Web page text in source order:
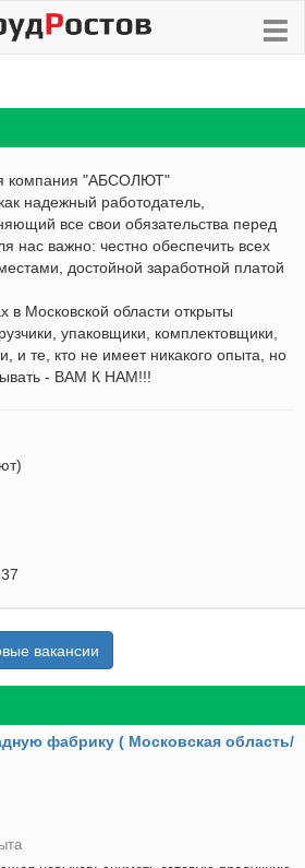
компания "АБСОЛЮТ"
надежный работодатель,
все свои обязательства перед
нас важно: честно обеспечить всех
достойной заработной платой
в Московской области открыты
упаковщики, комплектовщики,
и те, кто не имеет никакого опыта, но
- ВАМ К НАМ!!!
вакансии
фабрику ( Московская область/